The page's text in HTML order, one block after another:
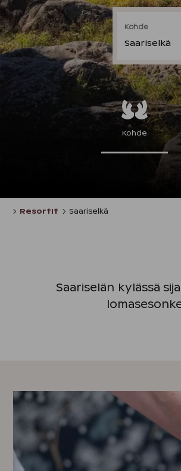
Kohde
Saariselkä
Kohde
Resortit Saariselkä
Saariselän kylässä